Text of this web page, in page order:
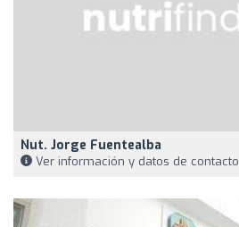
Nut. Jorge Fuentealba
Ver información y datos de contacto